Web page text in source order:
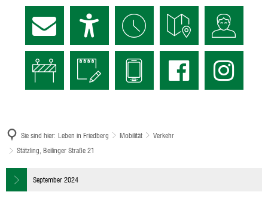
Sie sind hier: Leben in Friedberg Mobilität
Verkehr
Stätzling, Beilinger Straße 21
Stätzling,September 2024